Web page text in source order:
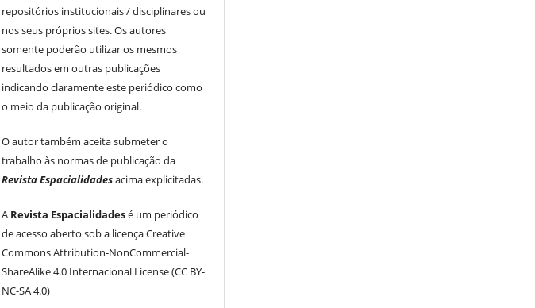
repositórios institucionais / disciplinares ou
nos seus próprios sites. Os autores
somente poderão utilizar os mesmos
resultados em outras publicações
indicando claramente este periódico como
o meio da publicação original.
O autor também aceita submeter o
trabalho às normas de publicação da
Revista Espacialidadesacima explicitadas.
A Revista Espacialidadesé um periódico
de acesso aberto sob a licença Creative
Commons Attribution-NonCommercial-
ShareAlike 4.0 Internacional License (CC BY-
NC-SA 4.0)